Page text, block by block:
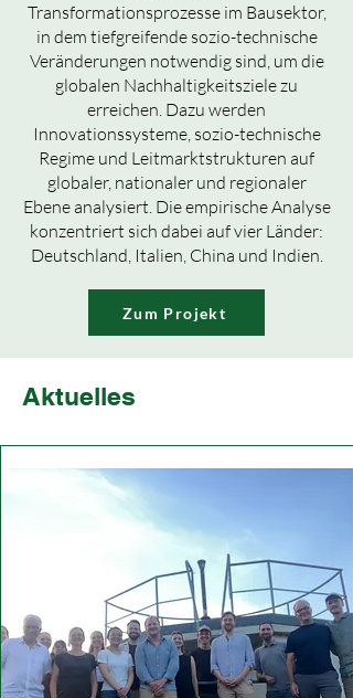
Transformationsprozesse im Bausektor,
in dem tiefgreifende sozio-technische
Veränderungen notwendig sind, um die
globalen Nachhaltigkeitsziele zu
erreichen. Dazu werden
Innovationssysteme, sozio-technische
Regime und Leitmarktstrukturen auf
globaler, nationaler und regionaler
Ebene analysiert. Die empirische Analyse
konzentriert sich dabei auf vier Länder:
Deutschland, Italien, China und Indien.
Zum Projekt
Aktuelles